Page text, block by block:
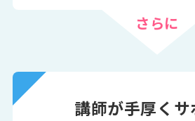
さらに
講師が手厚くサ